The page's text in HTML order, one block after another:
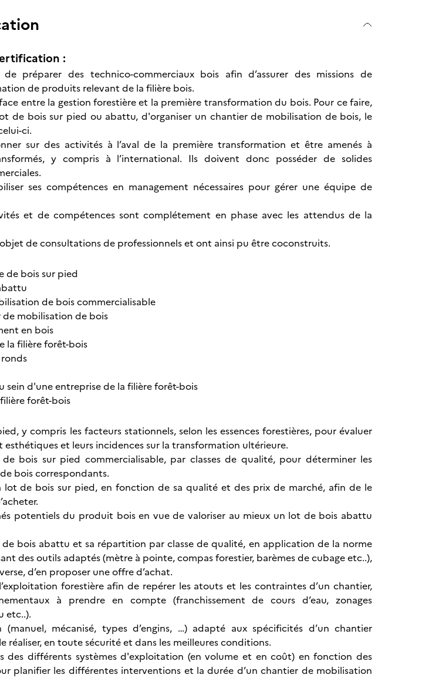
:
préparer des technico-commerciaux bois afin d’assurer des missions de
de produits relevant de la filière bois.
entre la gestion forestière et la première transformation du bois. Pour ce faire,
de bois sur pied ou abattu, d'organiser un chantier de mobilisation de bois, le
ci.
sur des activités à l’aval de la première transformation et être amenés à
y compris à l’international. Ils doivent donc posséder de solides
ses compétences en management nécessaires pour gérer une équipe de
et de compétences sont complétement en phase avec les attendus de la
de consultations de professionnels et ont ainsi pu être coconstruits.
de bois sur pied
de bois commercialisable
mobilisation de bois
en bois
la filière forêt-bois
sein d'une entreprise de la filière forêt-bois
forêt-bois
y compris les facteurs stationnels, selon les essences forestières, pour évaluer
esthétiques et leurs incidences sur la transformation ultérieure.
bois sur pied commercialisable, par classes de qualité, pour déterminer les
bois correspondants.
lot de bois sur pied, en fonction de sa qualité et des prix de marché, afin de le
potentiels du produit bois en vue de valoriser au mieux un lot de bois abattu
bois abattu et sa répartition par classe de qualité, en application de la norme
des outils adaptés (mètre à pointe, compas forestier, barèmes de cubage etc..),
d’en proposer une offre d’achat.
forestière afin de repérer les atouts et les contraintes d’un chantier,
à prendre en compte (franchissement de cours d’eau, zonages
etc..).
mécanisé, types d’engins, …) adapté aux spécificités d’un chantier
réaliser, en toute sécurité et dans les meilleures conditions.
des différents systèmes d'exploitation (en volume et en coût) en fonction des
planifier les différentes interventions et la durée d’un chantier de mobilisation